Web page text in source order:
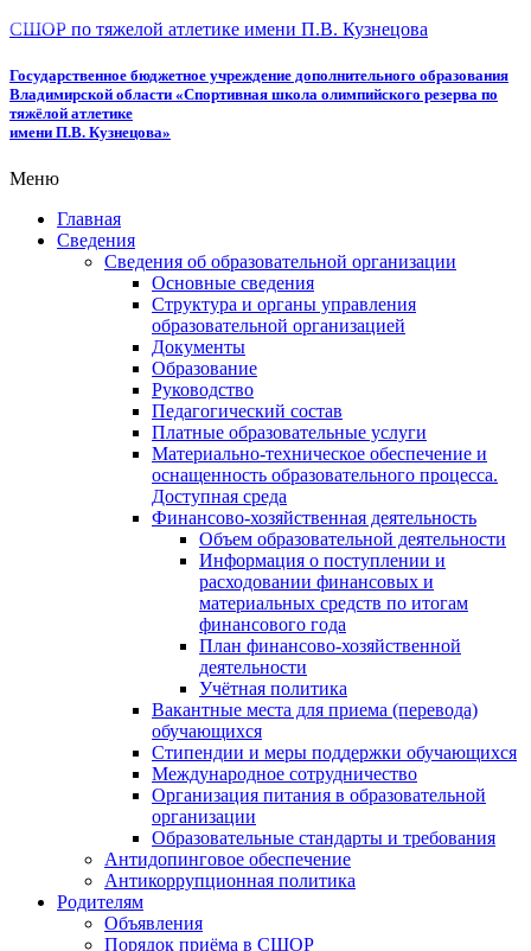
СШОР по тяжелой атлетике имени П.В. Кузнецова
Государственное бюджетное учреждение дополнительного образования
Владимирской области «Спортивная школа олимпийского резерва по
тяжёлой атлетике
имени П.В. Кузнецова»
Меню
Главная
Сведения
Сведения об образовательной организации
Основные сведения
Структура и органы управления
образовательной организацией
Документы
Образование
Руководство
Педагогический состав
Платные образовательные услуги
Материально-техническое обеспечение и
оснащенность образовательного процесса.
Доступная среда
Финансово-хозяйственная деятельность
Объем образовательной деятельности
Информация о поступлении и
расходовании финансовых и
материальных средств по итогам
финансового года
План финансово-хозяйственной
деятельности
Учётная политика
Вакантные места для приема (перевода)
обучающихся
Стипендии и меры поддержки обучающихся
Международное сотрудничество
Организация питания в образовательной
организации
Образовательные стандарты и требования
Антидопинговое обеспечение
Антикоррупционная политика
Родителям
Объявления
Порядок приёма в СШОР